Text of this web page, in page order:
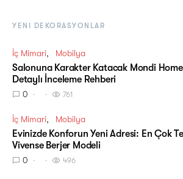
YENI DEKORASYONLAR
İç Mimari Mobilya
Salonuna Karakter Katacak Mondi
Detaylı İnceleme Rehberi
0 761
İç Mimari Mobilya
Evinizde Konforun Yeni Adresi: En Çok
Vivense Berjer Modeli
0 496